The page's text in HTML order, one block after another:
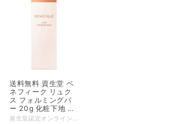
送料無料 資生堂 ベ
ネフィーク リュク
ス フォルミングバ
ー 20g 化粧下地 資
生堂認定オンライン